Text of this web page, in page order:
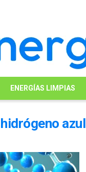
ENERGÍAS LIMPIAS
hidrógeno azul